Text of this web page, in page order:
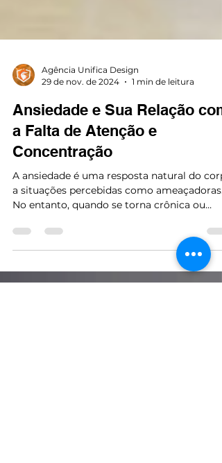
Agência Unifica Design
Ansiedade e Sua Relação com
a Falta de Atenção e
Concentração
A ansiedade é uma resposta natural do
a situações percebidas como ameaçadoras.
No entanto, quando se torna crônica ou
excessiva,...